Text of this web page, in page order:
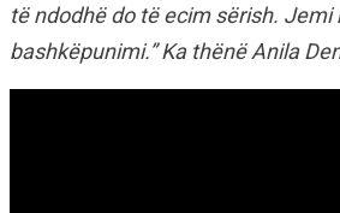
të ndodhë do të ecim sërish. Jemi
bashkëpunimi.” Ka thënë Anila